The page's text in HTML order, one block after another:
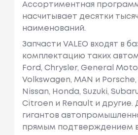
Ассортиментная
насчитывает десятки тысяч
наименований.
Запчасти VALEO входят в
комплектацию таких
Ford, Chrysler, General
Volkswagen, MAN и
Nissan, Honda, Suzuki,
Citroen и Renault и другие.
гигантов
прямым подтверждением